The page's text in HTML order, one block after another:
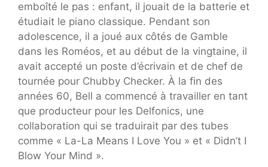
emboîté le pas : enfant, il jouait de la batterie et
étudiait le piano classique. Pendant son
adolescence, il a joué aux côtés de Gamble
dans les Roméos, et au début de la vingtaine, il
avait accepté un poste d’écrivain et de chef de
tournée pour Chubby Checker. À la fin des
années 60, Bell a commencé à travailler en tant
que producteur pour les Delfonics, une
collaboration qui se traduirait par des tubes
comme « La-La Means I Love You » et « Didn’t I
Blow Your Mind ».